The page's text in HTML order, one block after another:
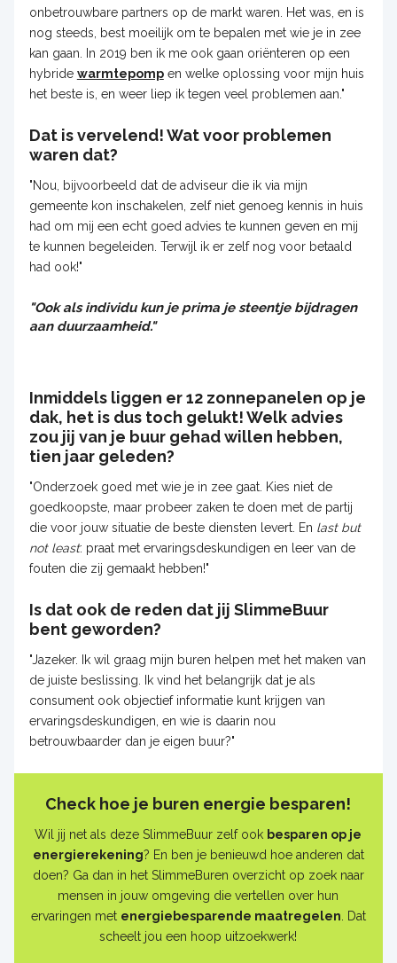
onbetrouwbare partners op de markt waren. Het was, en is
nog steeds, best moeilijk om te bepalen met wie je in zee
kan gaan. In 2019 ben ik me ook gaan oriënteren op een
hybride warmtepompen welke oplossing voor mijn huis
het beste is, en weer liep ik tegen veel problemen aan."
Dat is vervelend! Wat voor problemen
waren dat?
"Nou, bijvoorbeeld dat de adviseur die ik via mijn
gemeente kon inschakelen, zelf niet genoeg kennis in huis
had om mij een echt goed advies te kunnen geven en mij
te kunnen begeleiden. Terwijl ik er zelf nog voor betaald
had ook!"
"Ook als individu kun je prima je steentje bijdragen
aan duurzaamheid."
Inmiddels liggen er 12 zonnepanelen op je
dak, het is dus toch gelukt! Welk advies
zou jij van je buur gehad willen hebben,
tien jaar geleden?
"Onderzoek goed met wie je in zee gaat. Kies niet de
goedkoopste, maar probeer zaken te doen met de partij
die voor jouw situatie de beste diensten levert. En last but
not least: praat met ervaringsdeskundigen en leer van de
fouten die zij gemaakt hebben!"
Is dat ook de reden dat jij SlimmeBuur
bent geworden?
"Jazeker. Ik wil graag mijn buren helpen met het maken van
de juiste beslissing. Ik vind het belangrijk dat je als
consument ook objectief informatie kunt krijgen van
ervaringsdeskundigen, en wie is daarin nou
betrouwbaarder dan je eigen buur?"
Check hoe je buren energie besparen!
Wil jij net als deze SlimmeBuur zelf ook besparen op je
energierekening? En ben je benieuwd hoe anderen dat
doen? Ga dan in het SlimmeBuren overzicht op zoek naar
mensen in jouw omgeving die vertellen over hun
ervaringen met energiebesparende maatregelen . Dat
scheelt jou een hoop uitzoekwerk!